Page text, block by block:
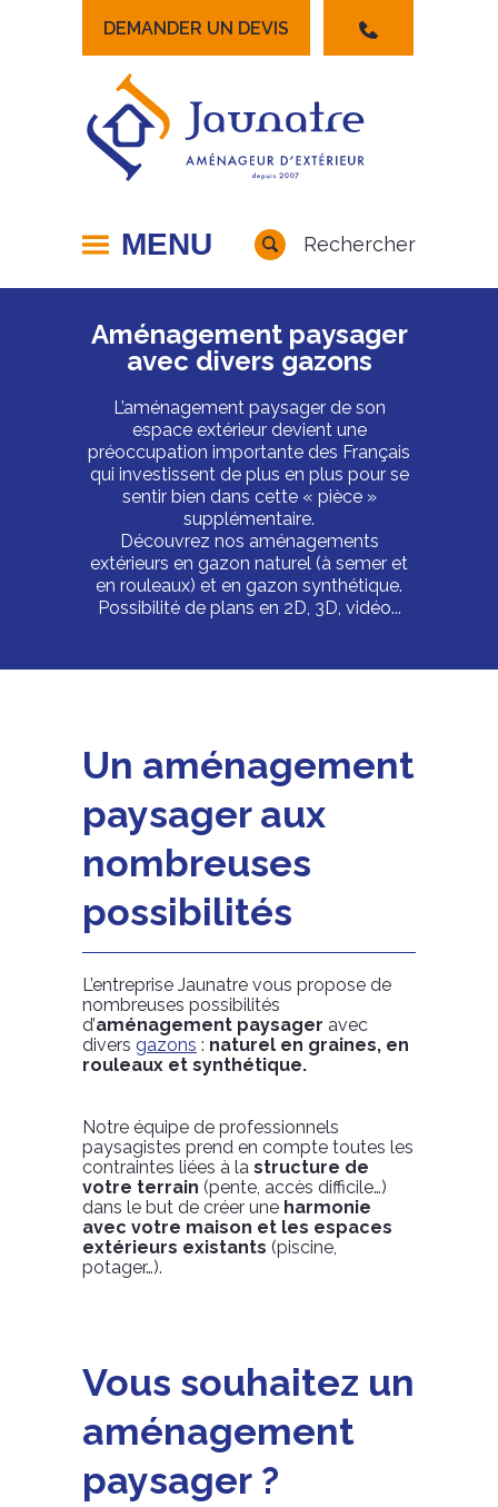
Lancer la rechercheDEMANDER UN DEVIS
Rechercher
MENU
Aménagement paysager
avec divers gazons
L’aménagement paysager de son
espace extérieur devient une
préoccupation importante des Français
qui investissent de plus en plus pour se
sentir bien dans cette « pièce »
supplémentaire.
Découvrez nos aménagements
extérieurs en gazon naturel (à semer et
en rouleaux) et en gazon synthétique.
Possibilité de plans en 2D, 3D, vidéo...
Un aménagement
paysager aux
nombreuses
possibilités
L’entreprise Jaunatre vous propose de
nombreuses possibilités
d’aménagement paysager avec
divers gazons : naturel en graines, en
rouleaux et synthétique.
Notre équipe de professionnels
paysagistes prend en compte toutes les
contraintes liées à la structure de
votre terrain (pente, accès difficile…)
dans le but de créer une harmonie
avec votre maison et les espaces
extérieurs existants (piscine,
potager…).
Vous souhaitez un
aménagement
paysager ?